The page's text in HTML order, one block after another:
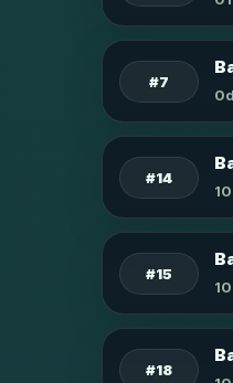
#7
#14
#15
#18